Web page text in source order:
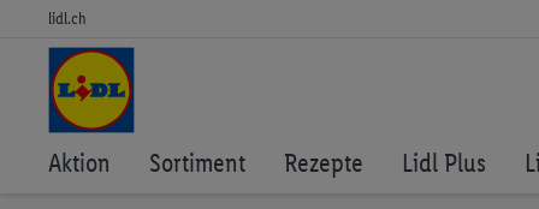
lidl.ch
Aktion Sortiment Rezepte Lidl Plus